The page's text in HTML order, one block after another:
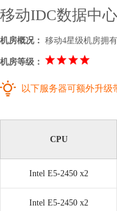
移动IDC数据中
机房概况： 移动4星级机房拥
机房等级：
以下服务器可额外升级
CPU
Intel E5-2450 x2
Intel E5-2450 x2